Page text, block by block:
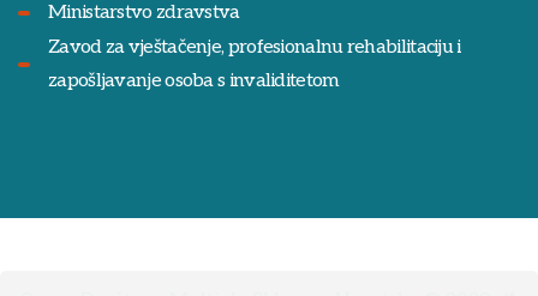
Ministarstvo zdravstva
Zavod za vještačenje, profesionalnu rehabilitaciju i
zapošljavanje osoba s invaliditetom